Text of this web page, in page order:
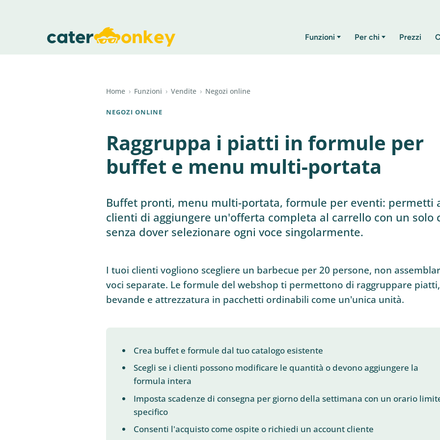
Funzioni Per chi Prezzi
Home › Funzioni › Vendite › Negozi online
NEGOZI ONLINE
Raggruppa i piatti in formule per
buffet e menu multi-portata
Buffet pronti, menu multi-portata, formule per eventi: permetti
clienti di aggiungere un'offerta completa al carrello con un solo
senza dover selezionare ogni voce singolarmente.
I tuoi clienti vogliono scegliere un barbecue per 20 persone, non
voci separate. Le formule del webshop ti permettono di raggruppare piatti,
bevande e attrezzatura in pacchetti ordinabili come un'unica unità.
Crea buffet e formule dal tuo catalogo esistente
Scegli se i clienti possono modificare le quantità o devono aggiungere la
formula intera
Imposta scadenze di consegna per giorno della settimana con un orario
specifico
Consenti l'acquisto come ospite o richiedi un account cliente